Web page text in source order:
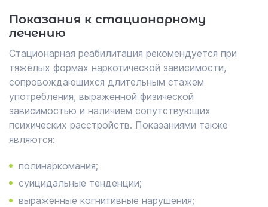
Показания к стационарному
лечению
Стационарная реабилитация рекомендуется при
тяжёлых формах наркотической зависимости,
сопровождающихся длительным стажем
употребления, выраженной физической
зависимостью и наличием сопутствующих
психических расстройств. Показаниями также
являются:
полинаркомания;
суицидальные тенденции;
выраженные когнитивные нарушения;